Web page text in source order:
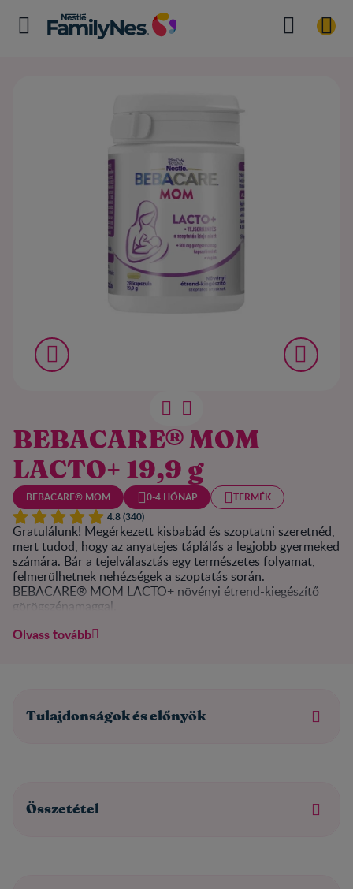
BEBACARE® MOM
LACTO+ 19,9 g
BEBACARE® MOM 0-4 HÓNAP
TERMÉK
4.8 (340)
Gratulálunk! Megérkezett kisbabád és szoptatni szeretnéd,
mert tudod, hogy az anyatejes táplálás a legjobb gyermeked
számára. Bár a tejelválasztás egy természetes folyamat,
felmerülhetnek nehézségek a szoptatás során.
BEBACARE® MOM LACTO+ növényi étrend-kiegészítő
görögszénamaggal.
Olvass tovább
Tulajdonságok és előnyök
Összetétel